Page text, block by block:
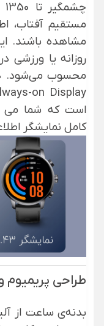
مستقیم آفتاب،
مشاهده باشند.
روزانه یا ورزشی
محسوب می‌شود.
است که شما می
کامل نمایشگر
طراحی پریمیوم
بدنه‌ی ساعت از